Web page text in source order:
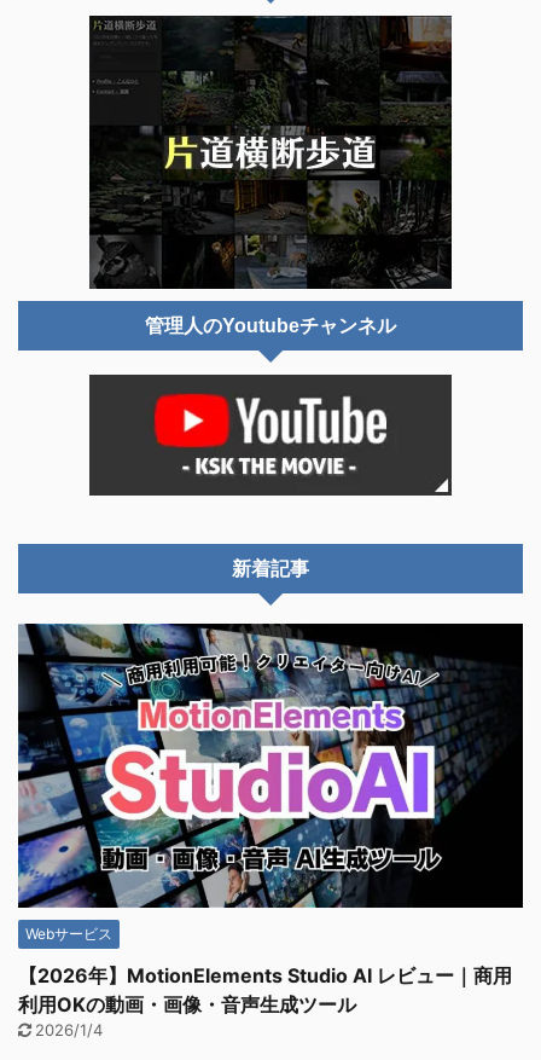
管理人のYoutubeチャンネル
新着記事
Webサービス
【2026年】MotionElements Studio AI レビュー｜商用
利用OKの動画・画像・音声生成ツール
2026/1/4